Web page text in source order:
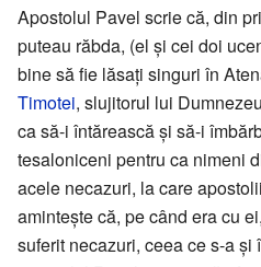
Apostolul Pavel scrie că, din
puteau răbda, (el şi cei doi
bine să fie lăsaţi singuri în
Timotei, slujitorul lui
ca să-i întărească şi să-i
tesaloniceni pentru ca nimeni
acele necazuri, la care
aminteşte că, pe când era cu
suferit necazuri, ceea ce s-a şi